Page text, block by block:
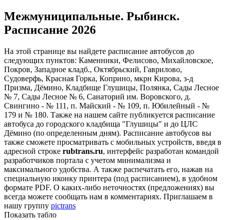
Межмуниципальные. Рыбинск.
Расписание 2026
На этой странице вы найдете расписание автобусов до
следующих пунктов: Каменники, Фелисово, Михайловское,
Покров, Западное кладб., Октябрьский, Гаврилово,
Судоверфь, Красная Горка, Коприно, мкрн Кирова, з-д
Призма, Дёмино, Кладбище Глушицы, Полянка, Сады Лесное
№ 7, Сады Лесное № 6, Санаторий им. Воровского, д.
Свингино - № 111, п. Майский - № 109, п. Юбилейный - №
179 и № 180. Также на нашем сайте публикуется расписание
автобуса до городского кладбища "Глушицы" и до ЦЛС
Дёмино (по определенным дням). Расписание автобусов вы
также сможете просматривать с мобильных устройств, введя в
адресной строке rubtrans.ru, интерфейс разработан командой
разработчиков портала с учетом минимализма и
максимального удобства. А также распечатать его, нажав на
специальную иконку принтера (под расписанием), в удобном
формате PDF. О каких-либо неточностях (предложениях) вы
всегда можете сообщать нам в комментариях. Приглашаем в
нашу группу pictrans
Показать табло